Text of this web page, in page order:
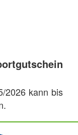
2026 kann bis